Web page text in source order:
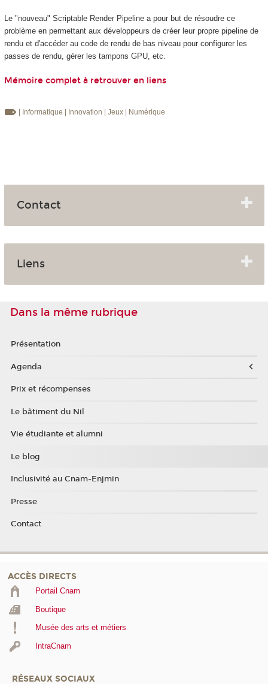
Le "nouveau" Scriptable Render Pipeline a pour but de résoudre ce
problème en permettant aux développeurs de créer leur propre pipeline de
rendu et d'accéder au code de rendu de bas niveau pour configurer les
passes de rendu, gérer les tampons GPU, etc.
Mémoire complet à retrouver en liens
| Informatique | Innovation | Jeux | Numérique
Contact
Liens
Dans la même rubrique
Présentation
Agenda
Prix et récompenses
Le bâtiment du Nil
Vie étudiante et alumni
Le blog
Inclusivité au Cnam-Enjmin
Presse
Contact
ACCÈS DIRECTS
Portail Cnam
Boutique
Musée des arts et métiers
IntraCnam
RÉSEAUX SOCIAUX